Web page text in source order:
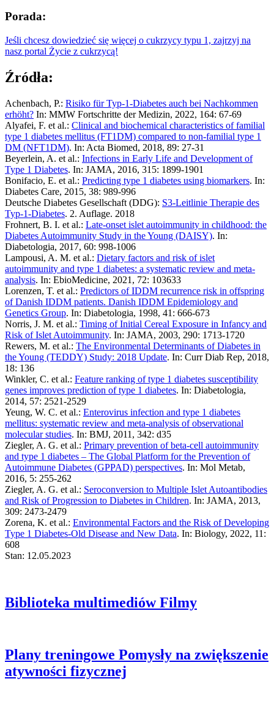
Porada:
Jeśli chcesz dowiedzieć się więcej o cukrzycy typu 1, zajrzyj na
nasz portal Życie z cukrzycą!
Źródła:
Achenbach, P.: Risiko für Typ-1-Diabetes auch bei Nachkommen
erhöht? In: MMW Fortschritte der Medizin, 2022, 164: 67-69
Alyafei, F. et al.: Clinical and biochemical characteristics of familial
type 1 diabetes mellitus (FT1DM) compared to non-familial type 1
DM (NFT1DM). In: Acta Biomed, 2018, 89: 27-31
Beyerlein, A. et al.: Infections in Early Life and Development of
Type 1 Diabetes. In: JAMA, 2016, 315: 1899-1901
Bonifacio, E. et al.: Predicting type 1 diabetes using biomarkers. In:
Diabetes Care, 2015, 38: 989-996
Deutsche Diabetes Gesellschaft (DDG): S3-Leitlinie Therapie des
Typ-1-Diabetes. 2. Auflage. 2018
Frohnert, B. I. et al.: Late-onset islet autoimmunity in childhood: the
Diabetes Autoimmunity Study in the Young (DAISY). In:
Diabetologia, 2017, 60: 998-1006
Lampousi, A. M. et al.: Dietary factors and risk of islet
autoimmunity and type 1 diabetes: a systematic review and meta-
analysis. In: EbioMedicine, 2021, 72: 103633
Lorenzen, T. et al.: Predictors of IDDM recurrence risk in offspring
of Danish IDDM patients. Danish IDDM Epidemiology and
Genetics Group. In: Diabetologia, 1998, 41: 666-673
Norris, J. M. et al.: Timing of Initial Cereal Exposure in Infancy and
Risk of Islet Autoimmunity. In: JAMA, 2003, 290: 1713-1720
Rewers, M. et al.: The Environmental Determinants of Diabetes in
the Young (TEDDY) Study: 2018 Update. In: Curr Diab Rep, 2018,
18: 136
Winkler, C. et al.: Feature ranking of type 1 diabetes susceptibility
genes improves prediction of type 1 diabetes. In: Diabetologia,
2014, 57: 2521-2529
Yeung, W. C. et al.: Enterovirus infection and type 1 diabetes
mellitus: systematic review and meta-analysis of observational
molecular studies. In: BMJ, 2011, 342: d35
Ziegler, A. G. et al.: Primary prevention of beta-cell autoimmunity
and type 1 diabetes – The Global Platform for the Prevention of
Autoimmune Diabetes (GPPAD) perspectives. In: Mol Metab,
2016, 5: 255-262
Ziegler, A. G. et al.: Seroconversion to Multiple Islet Autoantibodies
and Risk of Progression to Diabetes in Children. In: JAMA, 2013,
309: 2473-2479
Zorena, K. et al.: Environmental Factors and the Risk of Developing
Type 1 Diabetes-Old Disease and New Data. In: Biology, 2022, 11:
608
Stan: 12.05.2023
Biblioteka multimediówFilmy
Plany treningowe Pomysły na zwiększenie
atywności fizycznej